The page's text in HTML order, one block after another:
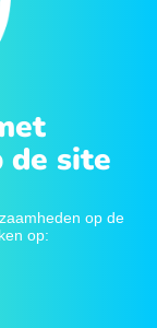
de site
op de
op: